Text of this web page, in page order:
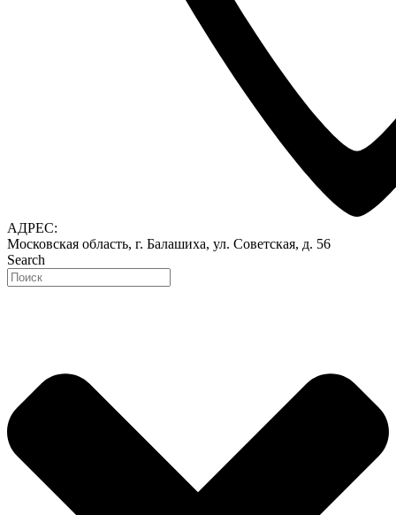
АДРЕС:
Московская область, г. Балашиха, ул. Советская, д. 56
Search